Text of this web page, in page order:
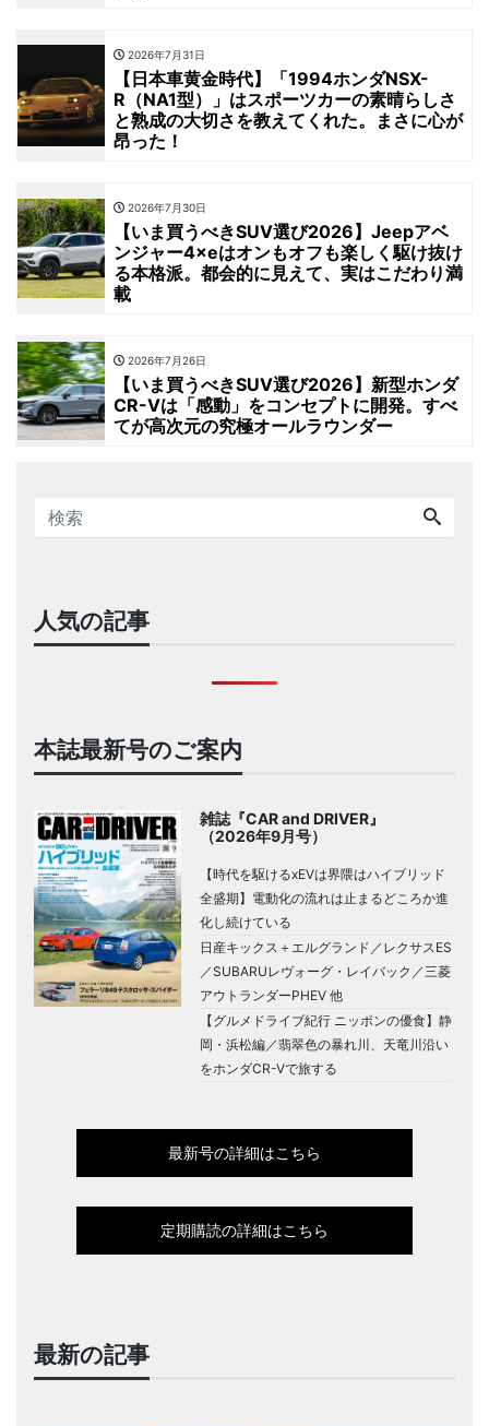
2026年7月31日
【日本車黄金時代】「1994ホンダNSX-
R（NA1型）」はスポーツカーの素晴らしさ
と熟成の大切さを教えてくれた。まさに心が
昂った！
2026年7月30日
【いま買うべきSUV選び2026】Jeepアベ
ンジャー4×eはオンもオフも楽しく駆け抜け
る本格派。都会的に見えて、実はこだわり満
載
2026年7月26日
【いま買うべきSUV選び2026】新型ホンダ
CR-Vは「感動」をコンセプトに開発。すべ
てが高次元の究極オールラウンダー
人気の記事
本誌最新号のご案内
雑誌『CAR and DRIVER』
（2026年9月号）
【時代を駆けるxEVは界隈はハイブリッド
全盛期】電動化の流れは止まるどころか進
化し続けている
日産キックス＋エルグランド／レクサスES
／SUBARUレヴォーグ・レイバック／三菱
アウトランダーPHEV 他
【グルメドライブ紀行 ニッポンの優食】静
岡・浜松編／翡翠色の暴れ川、天竜川沿い
をホンダCR-Vで旅する
最新号の詳細はこちら
定期購読の詳細はこちら
最新の記事